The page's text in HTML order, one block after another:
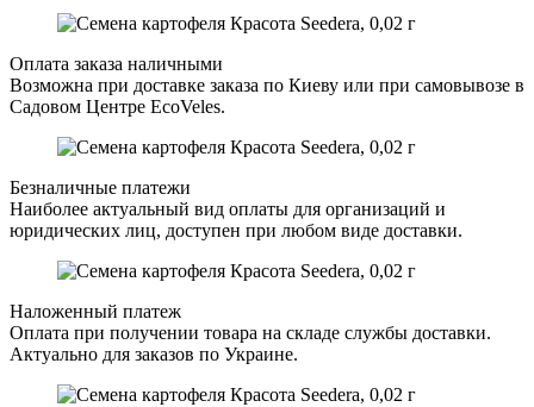
Оплата заказа наличными
Возможна при доставке заказа по Киеву или при самовывозе в
Садовом Центре EcoVeles.
Безналичные платежи
Наиболее актуальный вид оплаты для организаций и
юридических лиц, доступен при любом виде доставки.
Наложенный платеж
Оплата при получении товара на складе службы доставки.
Актуально для заказов по Украине.